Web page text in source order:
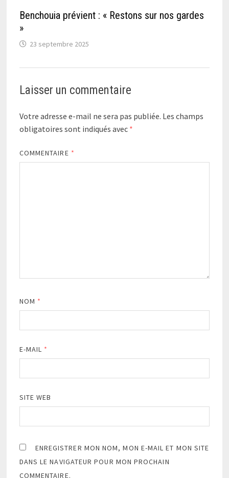
Benchouia prévient : « Restons sur nos gardes
»
23 septembre 2025
Laisser un commentaire
Votre adresse e-mail ne sera pas publiée. Les champs
obligatoires sont indiqués avec *
COMMENTAIRE *
NOM *
E-MAIL *
SITE WEB
ENREGISTRER MON NOM, MON E-MAIL ET MON SITE
DANS LE NAVIGATEUR POUR MON PROCHAIN
COMMENTAIRE.